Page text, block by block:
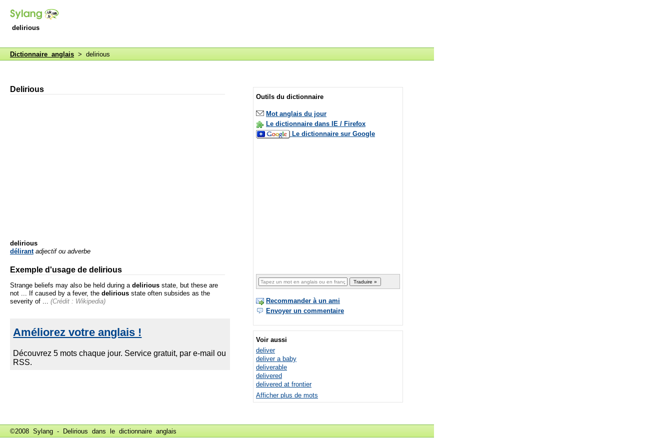
delirious
Dictionnaire anglais > delirious
Delirious
delirious
délirant adjectif ou adverbe
Exemple d'usage de delirious
Strange beliefs may also be held during a delirious state, but these are
not ... If caused by a fever, the delirious state often subsides as the
severity of ...
(Crédit : Wikipedia)
Outils du dictionnaire
Mot anglais du jour
Le dictionnaire dans IE / Firefox
Le dictionnaire sur Google
Recommander à un ami
Envoyer un commentaire
Voir aussi
deliver
deliver a baby
deliverable
delivered
delivered at frontier
Afficher plus de mots
©2008 Sylang - Delirious dans le dictionnaire anglais